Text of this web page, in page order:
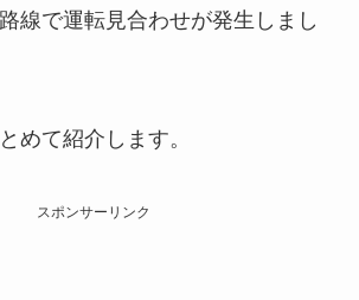
線で運転見合わせが発生しまし
めて紹介します。
スポンサーリンク